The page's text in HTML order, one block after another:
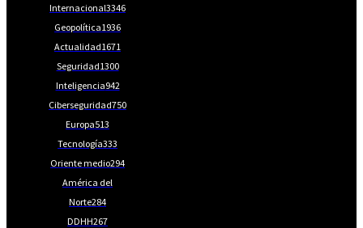
Internacional3346
Geopolítica1936
Actualidad1671
Seguridad1300
Inteligencia942
Ciberseguridad750
Europa513
Tecnología333
Oriente medio294
América del
Norte284
DDHH267